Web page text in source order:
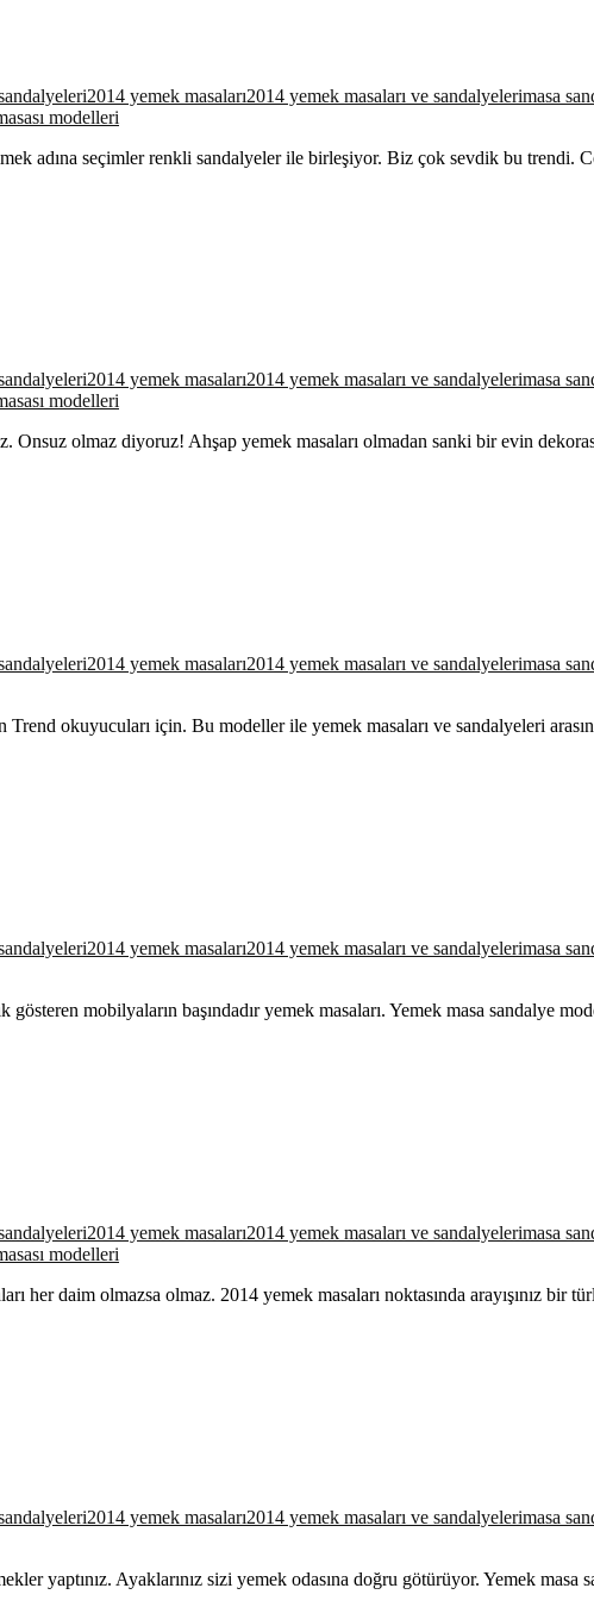
2014 yemek masaları2014 yemek masaları ve sandalyelerimasa
modelleri
adına seçimler renkli sandalyeler ile birleşiyor. Biz çok sevdik bu trendi.
2014 yemek masaları2014 yemek masaları ve sandalyelerimasa
modelleri
Onsuz olmaz diyoruz! Ahşap yemek masaları olmadan sanki bir evin
2014 yemek masaları2014 yemek masaları ve sandalyelerimasa
okuyucuları için. Bu modeller ile yemek masaları ve sandalyeleri
2014 yemek masaları2014 yemek masaları ve sandalyelerimasa
mobilyaların başındadır yemek masaları. Yemek masa sandalye
2014 yemek masaları2014 yemek masaları ve sandalyelerimasa
modelleri
her daim olmazsa olmaz. 2014 yemek masaları noktasında arayışınız bir
2014 yemek masaları2014 yemek masaları ve sandalyelerimasa
yaptınız. Ayaklarınız sizi yemek odasına doğru götürüyor. Yemek